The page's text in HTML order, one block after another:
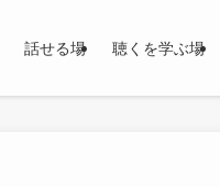
話せる場 聴くを学ぶ場